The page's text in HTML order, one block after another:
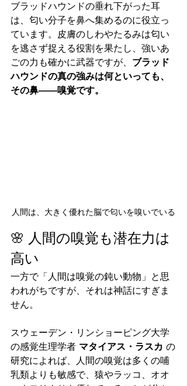
ブラッドハウンドの垂れ下がった耳
は、匂い分子を鼻へ集めるのに役立っ
ています。皮膚のしわやたるみは匂い
を逃さず捉える役割を果たし、強いあ
ごの力も確かに武器ですが、 ブラッド
ハウンドの真の強みは何といっても、
その鼻――嗅覚です。
人間は、大きく優れた脳で匂いを嗅いでいる
🌸 人間の嗅覚も潜在力は
高い
一方で「人間は嗅覚の鈍い動物」と思
われがちですが、それは神話にすぎま
せん。
スウェーデン・リンショーピング大学
の感覚生理学者 マタイアス・ラスカ の
研究によれば、人間の嗅覚は多くの哺
乳類よりも敏感で、猿やラッコ、オオ